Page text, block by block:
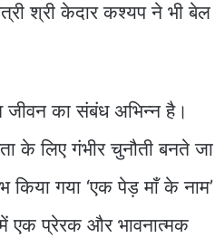
श्री केदार कश्यप ने भी बेल
जीवन का संबंध अभिन्न है।
के लिए गंभीर चुनौती बनते जा
किया गया ‘एक पेड़ माँ के नाम’
एक प्रेरक और भावनात्मक